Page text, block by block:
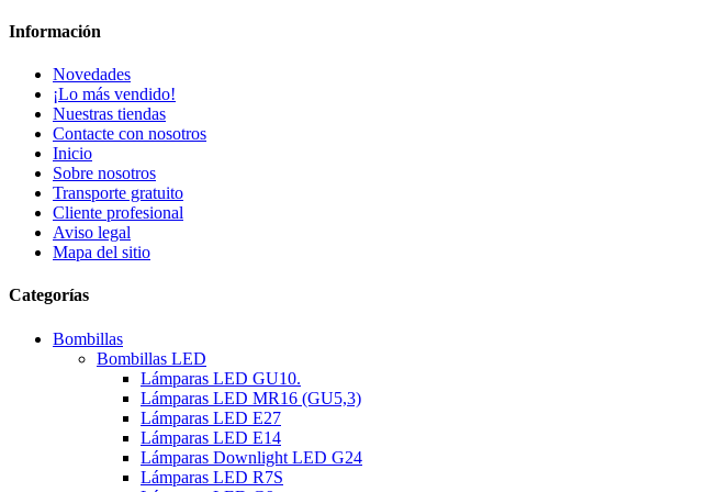
Información
Novedades
¡Lo más vendido!
Nuestras tiendas
Contacte con nosotros
Inicio
Sobre nosotros
Transporte gratuito
Cliente profesional
Aviso legal
Mapa del sitio
Categorías
Bombillas
Bombillas LED
Lámparas LED GU10.
Lámparas LED MR16 (GU5,3)
Lámparas LED E27
Lámparas LED E14
Lámparas Downlight LED G24
Lámparas LED R7S